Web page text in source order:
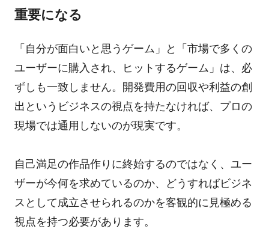
重要になる
「自分が面白いと思うゲーム」と「市場で多くの
ユーザーに購入され、ヒットするゲーム」は、必
ずしも一致しません。開発費用の回収や利益の創
出というビジネスの視点を持たなければ、プロの
現場では通用しないのが現実です。
自己満足の作品作りに終始するのではなく、ユー
ザーが今何を求めているのか、どうすればビジネ
スとして成立させられるのかを客観的に見極める
視点を持つ必要があります。